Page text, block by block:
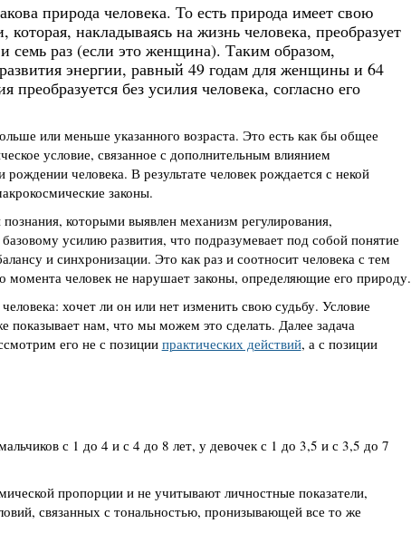
природа человека. То есть природа имеет свою
накладываясь на жизнь человека, преобразует
семь раз (если это женщина). Таким образом,
энергии, равный 49 годам для женщины и 64
без усилия человека, согласно его
или меньше указанного возраста. Это есть как бы общее
условие, связанное с дополнительным влиянием
человека. В результате человек рождается с некой
законы.
которыми выявлен механизм регулирования,
усилию развития, что подразумевает под собой понятие
и синхронизации. Это как раз и соотносит человека с тем
человек не нарушает законы, определяющие его природу.
хочет ли он или нет изменить свою судьбу. Условие
показывает нам, что мы можем это сделать. Далее задача
его не с позиции практических действий, а с позиции
с 1 до 4 и с 4 до 8 лет, у девочек с 1 до 3,5 и с 3,5 до 7
пропорции и не учитывают личностные показатели,
связанных с тональностью, пронизывающей все то же